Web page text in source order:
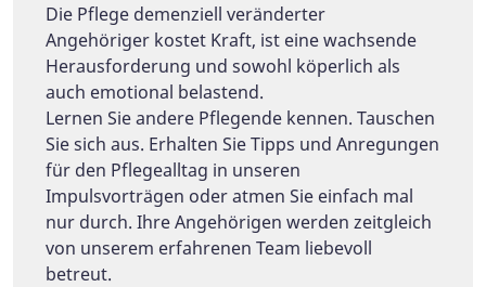
Die Pflege demenziell veränderter
Angehöriger kostet Kraft, ist eine wachsende
Herausforderung und sowohl köperlich als
auch emotional belastend.
Lernen Sie andere Pflegende kennen. Tauschen
Sie sich aus. Erhalten Sie Tipps und Anregungen
für den Pflegealltag in unseren
Impulsvorträgen oder atmen Sie einfach mal
nur durch. Ihre Angehörigen werden zeitgleich
von unserem erfahrenen Team liebevoll
betreut.